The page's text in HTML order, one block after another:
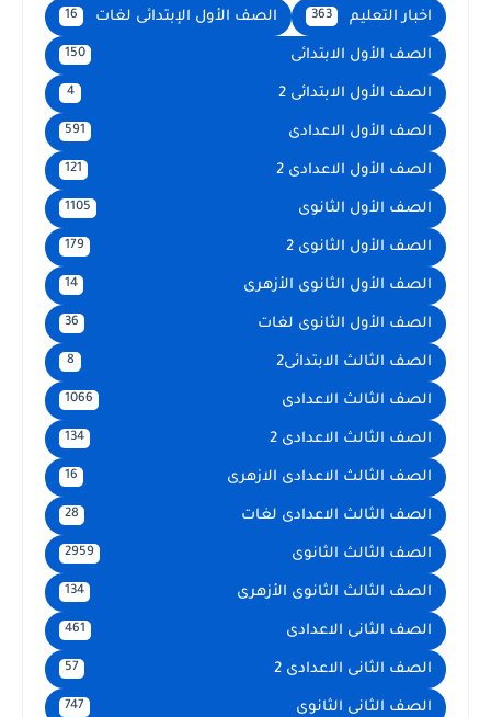
اخبار التعليم 363 الصف الأول الإبتدائى لغات 16
الصف الأول الابتدائى 150
الصف الأول الابتدائى 2 4
الصف الأول الاعدادى 591
الصف الأول الاعدادى 2 121
الصف الأول الثانوى 1105
الصف الأول الثانوى 2 179
الصف الأول الثانوى الأزهرى 14
الصف الأول الثانوى لغات 36
الصف الثالث الابتدائى2 8
الصف الثالث الاعدادى 1066
الصف الثالث الاعدادى 2 134
الصف الثالث الاعدادى الازهرى 16
الصف الثالث الاعدادى لغات 28
الصف الثالث الثانوى 2959
الصف الثالث الثانوى الأزهرى 134
الصف الثانى الاعدادى 461
الصف الثانى الاعدادى 2 57
الصف الثانى الثانوى 747